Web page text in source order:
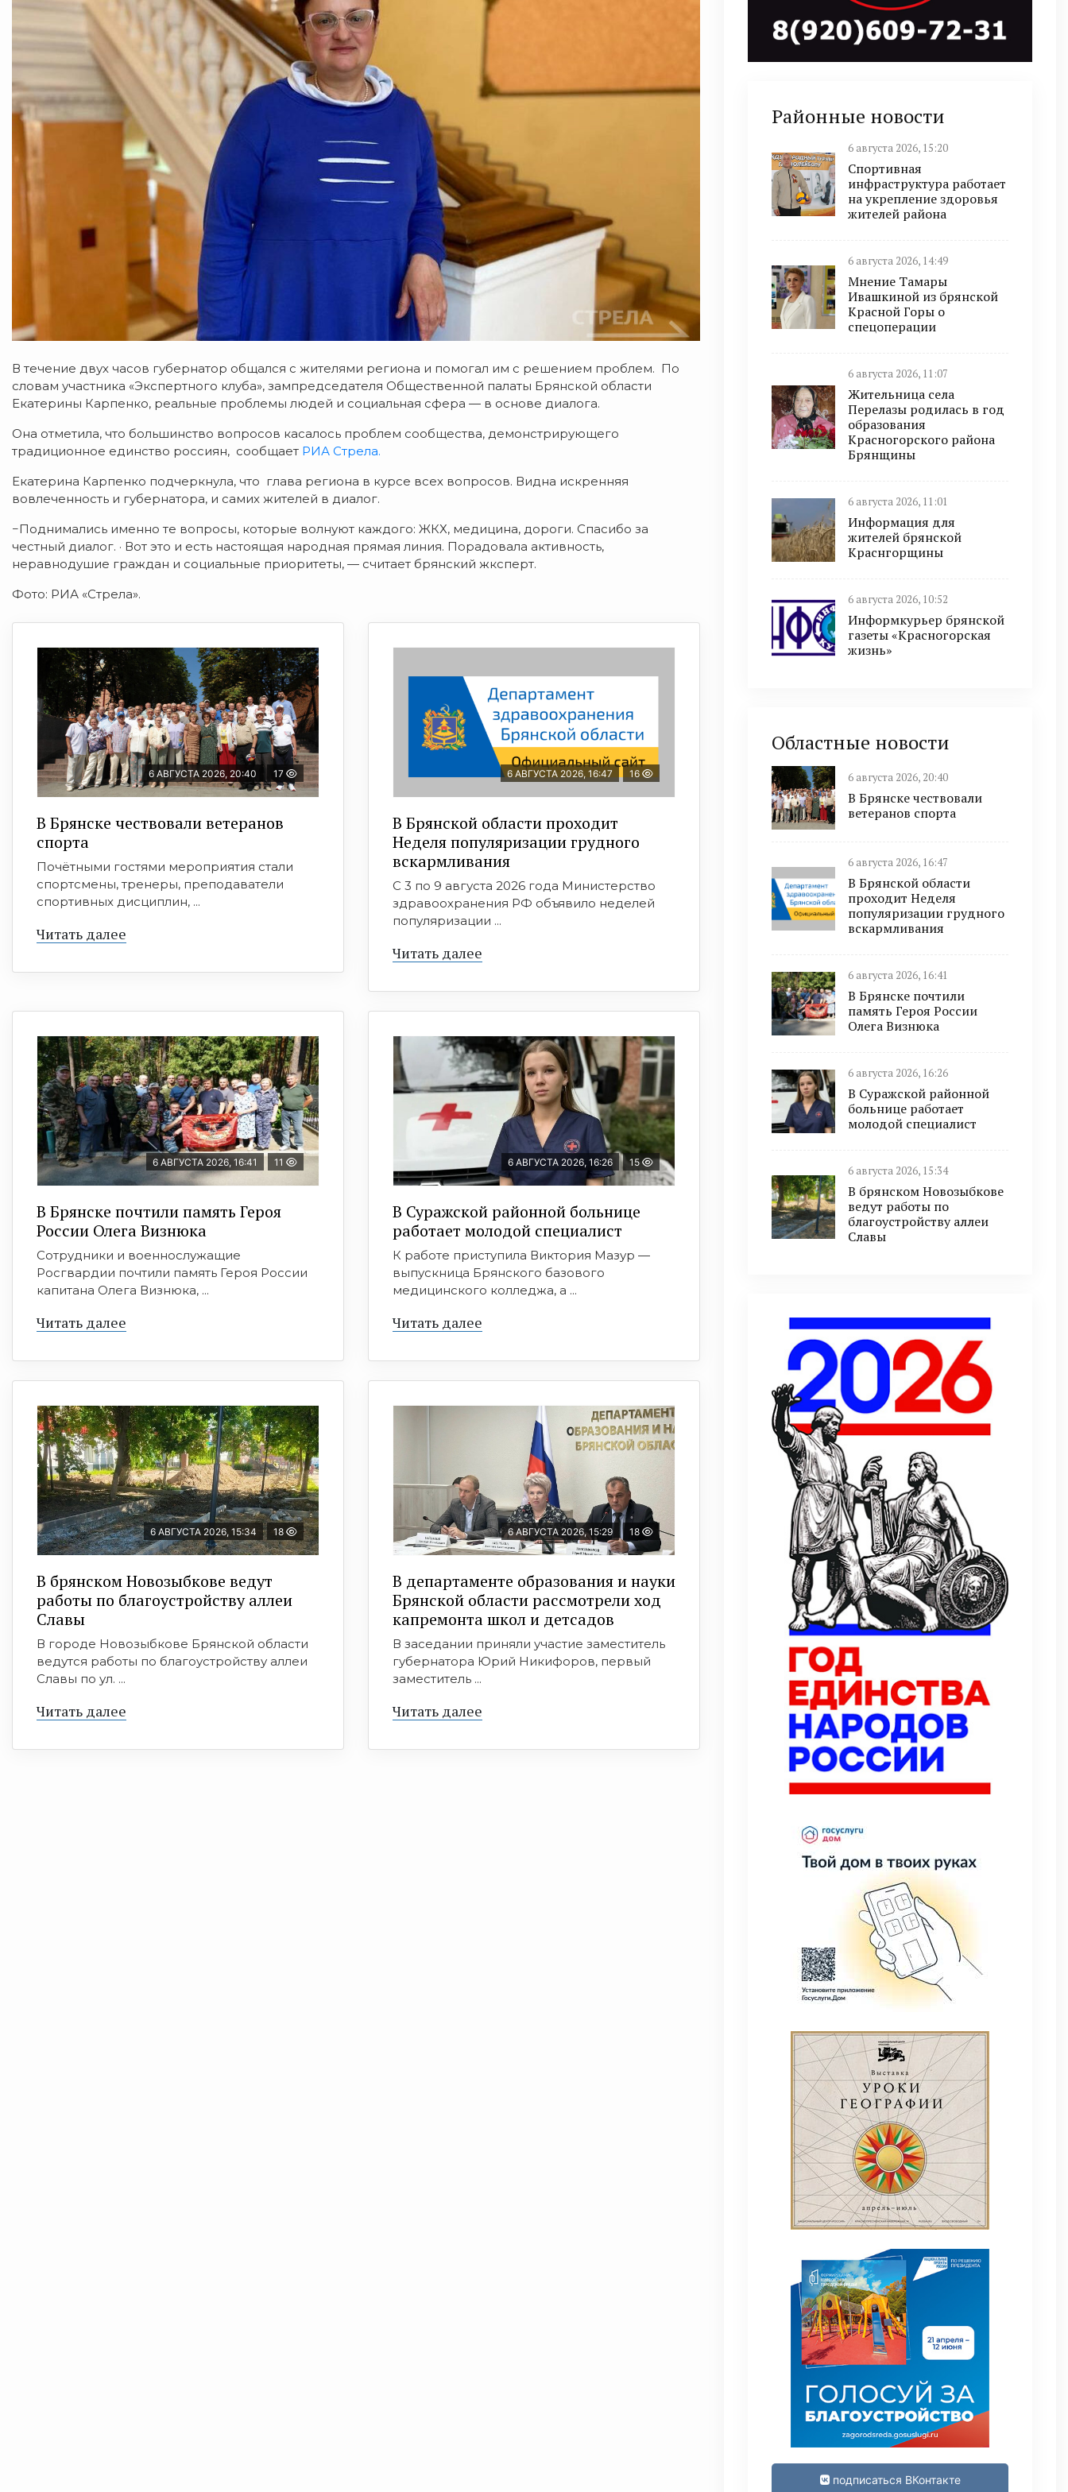
В течение двух часов губернатор общался с жителями региона и помогал им с решением проблем. По
словам участника «Экспертного клуба», зампредседателя Общественной палаты Брянской области
Екатерины Карпенко, реальные проблемы людей и социальная сфера — в основе диалога.
Она отметила, что большинство вопросов касалось проблем сообщества, демонстрирующего
традиционное единство россиян, сообщает РИА Стрела.
Екатерина Карпенко подчеркнула, что глава региона в курсе всех вопросов. Видна искренняя
вовлеченность и губернатора, и самих жителей в диалог.
−Поднимались именно те вопросы, которые волнуют каждого: ЖКХ, медицина, дороги. Спасибо за
честный диалог. · Вот это и есть настоящая народная прямая линия. Порадовала активность,
неравнодушие граждан и социальные приоритеты, — считает брянский жксперт.
Фото: РИА «Стрела».
6 АВГУСТА 2026, 20:40 17
В Брянске чествовали ветеранов
спорта
Почётными гостями мероприятия стали
спортсмены, тренеры, преподаватели
спортивных дисциплин, ...
Читать далее
6 АВГУСТА 2026, 16:47 16
В Брянской области проходит
Неделя популяризации грудного
вскармливания
С 3 по 9 августа 2026 года Министерство
здравоохранения РФ объявило неделей
популяризации ...
Читать далее
6 АВГУСТА 2026, 16:41 11
В Брянске почтили память Героя
России Олега Визнюка
Сотрудники и военнослужащие
Росгвардии почтили память Героя России
капитана Олега Визнюка, ...
Читать далее
6 АВГУСТА 2026, 16:26 15
В Суражской районной больнице
работает молодой специалист
К работе приступила Виктория Мазур —
выпускница Брянского базового
медицинского колледжа, а ...
Читать далее
6 АВГУСТА 2026, 15:34 18
В брянском Новозыбкове ведут
работы по благоустройству аллеи
Славы
В городе Новозыбкове Брянской области
ведутся работы по благоустройству аллеи
Славы по ул. ...
Читать далее
6 АВГУСТА 2026, 15:29 18
В департаменте образования и науки
Брянской области рассмотрели ход
капремонта школ и детсадов
В заседании приняли участие заместитель
губернатора Юрий Никифоров, первый
заместитель ...
Читать далее
Районные новости
6 августа 2026, 15:20
Спортивная
инфраструктура работает
на укрепление здоровья
жителей района
6 августа 2026, 14:49
Мнение Тамары
Ивашкиной из брянской
Красной Горы о
спецоперации
6 августа 2026, 11:07
Жительница села
Перелазы родилась в год
образования
Красногорского района
Брянщины
6 августа 2026, 11:01
Информация для
жителей брянской
Краснгорщины
6 августа 2026, 10:52
Информкурьер брянской
газеты «Красногорская
жизнь»
Областные новости
6 августа 2026, 20:40
В Брянске чествовали
ветеранов спорта
6 августа 2026, 16:47
В Брянской области
проходит Неделя
популяризации грудного
вскармливания
6 августа 2026, 16:41
В Брянске почтили
память Героя России
Олега Визнюка
6 августа 2026, 16:26
В Суражской районной
больнице работает
молодой специалист
6 августа 2026, 15:34
В брянском Новозыбкове
ведут работы по
благоустройству аллеи
Славы
подписаться ВКонтакте